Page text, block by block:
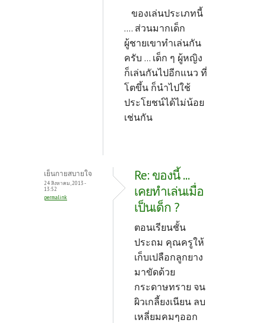
ของเล่นประเภทนี้
.... ส่วนมากเด็ก
ผู้ชายเขาทำเล่นกัน
ครับ ... เด็ก ๆ ผู้หญิง
ก็เล่นกันไปอีกแนว ที่
โตขึ้น ก็นำไปใช้
ประโยชน์ได้ไม่น้อย
เช่นกัน
เย็นกายสบายใจ
24 สิงหาคม, 2013 -
13:52
permalink
Re: ของนี้ ...
เคยทำเล่นเมื่อ
เป็นเด็ก ?
ตอนเรียนชั้น
ประถม คุณครูให้
เก็บเปลือกลูกยาง
มาขัดด้วย
กระดาษทราย จน
ผิวเกลี้ยงเนียน ลบ
เหลี่ยมคมๆออก